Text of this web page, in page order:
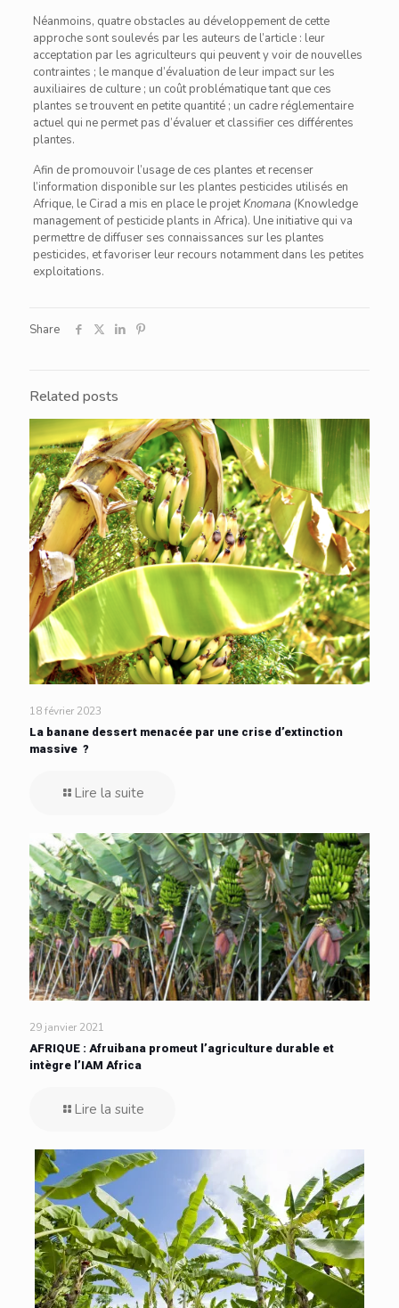
Néanmoins, quatre obstacles au développement de cette
approche sont soulevés par les auteurs de l’article : leur
acceptation par les agriculteurs qui peuvent y voir de nouvelles
contraintes ; le manque d’évaluation de leur impact sur les
auxiliaires de culture ; un coût problématique tant que ces
plantes se trouvent en petite quantité ; un cadre réglementaire
actuel qui ne permet pas d’évaluer et classifier ces différentes
plantes.
Afin de promouvoir l’usage de ces plantes et recenser
l’information disponible sur les plantes pesticides utilisés en
Afrique, le Cirad a mis en place le projetKnomana (Knowledge
management of pesticide plants in Africa). Une initiative qui va
permettre de diffuser ses connaissances sur les plantes
pesticides, et favoriser leur recours notamment dans les petites
exploitations.
Share
Related posts
18 février 2023
La banane dessert menacée par une crise d’extinction
massive ?
Lire la suite
29 janvier 2021
AFRIQUE : Afruibana promeut l’agriculture durable et
intègre l’IAM Africa
Lire la suite